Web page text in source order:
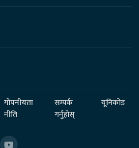
गोपनीयता
नीति
सम्पर्क
गर्नुहोस्
यूनिकोड